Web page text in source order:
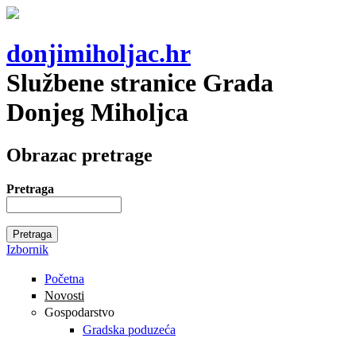
donjimiholjac.hr
Službene stranice Grada
Donjeg Miholjca
Obrazac pretrage
Pretraga
Izbornik
Početna
Novosti
Gospodarstvo
Gradska poduzeća